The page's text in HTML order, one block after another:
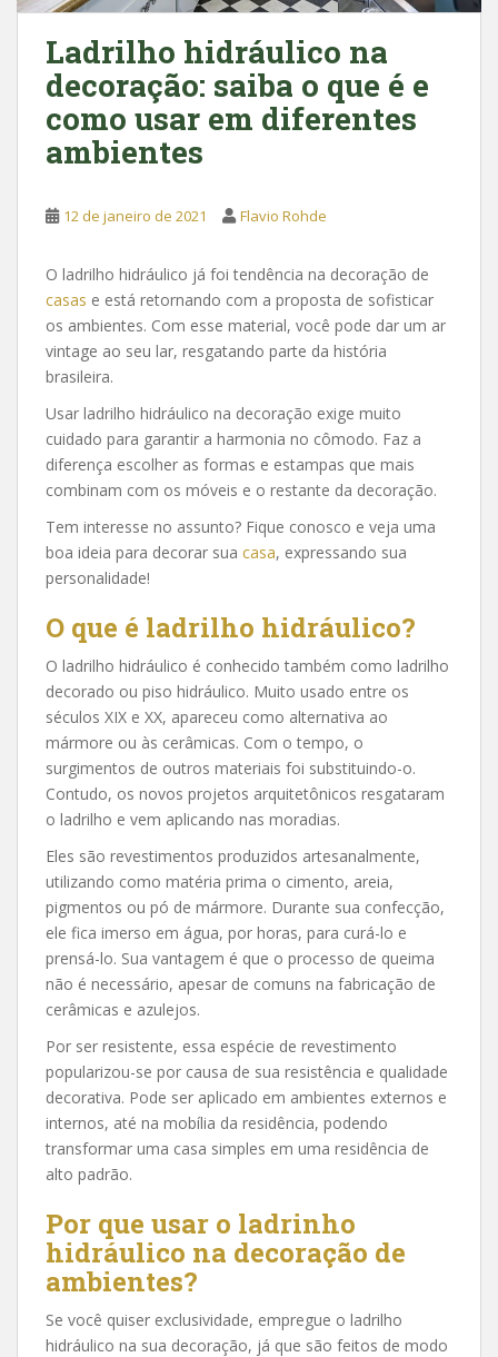
Ladrilho hidráulico na
decoração: saiba o que é e
como usar em diferentes
ambientes
12 de janeiro de 2021 Flavio Rohde
O ladrilho hidráulico já foi tendência na decoração de
casas e está retornando com a proposta de sofisticar
os ambientes. Com esse material, você pode dar um ar
vintage ao seu lar, resgatando parte da história
brasileira.
Usar ladrilho hidráulico na decoração exige muito
cuidado para garantir a harmonia no cômodo. Faz a
diferença escolher as formas e estampas que mais
combinam com os móveis e o restante da decoração.
Tem interesse no assunto? Fique conosco e veja uma
boa ideia para decorar sua casa, expressando sua
personalidade!
O que é ladrilho hidráulico?
O ladrilho hidráulico é conhecido também como ladrilho
decorado ou piso hidráulico. Muito usado entre os
séculos XIX e XX, apareceu como alternativa ao
mármore ou às cerâmicas. Com o tempo, o
surgimentos de outros materiais foi substituindo-o.
Contudo, os novos projetos arquitetônicos resgataram
o ladrilho e vem aplicando nas moradias.
Eles são revestimentos produzidos artesanalmente,
utilizando como matéria prima o cimento, areia,
pigmentos ou pó de mármore. Durante sua confecção,
ele fica imerso em água, por horas, para curá-lo e
prensá-lo. Sua vantagem é que o processo de queima
não é necessário, apesar de comuns na fabricação de
cerâmicas e azulejos.
Por ser resistente, essa espécie de revestimento
popularizou-se por causa de sua resistência e qualidade
decorativa. Pode ser aplicado em ambientes externos e
internos, até na mobília da residência, podendo
transformar uma casa simples em uma residência de
alto padrão.
Por que usar o ladrinho
hidráulico na decoração de
ambientes?
Se você quiser exclusividade, empregue o ladrilho
hidráulico na sua decoração, já que são feitos de modo